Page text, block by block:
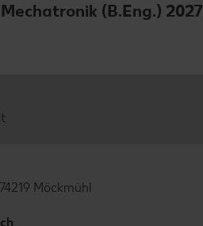
(B.Eng.) 2027
Möckmühl